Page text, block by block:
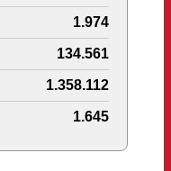
1.974
134.561
1.358.112
1.645